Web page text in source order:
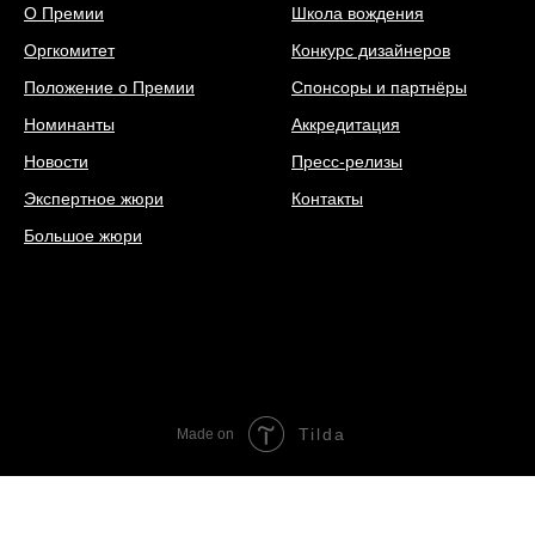
О Премии
Оргкомитет
Положение о Премии
Номинанты
Новости
Экспертное жюри
Большое жюри
Школа вождения
Конкурс дизайнеров
Спонсоры и партнёры
Аккредитация
Пресс-релизы
Контакты
Made on Tilda